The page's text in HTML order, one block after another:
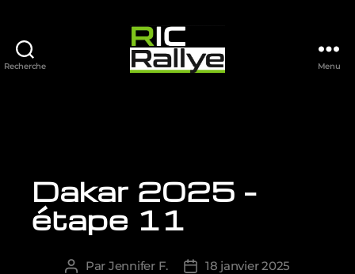
Recherche Menu
Catégories
Dakar 2025 –
étape 11
Auteur
Par Jennifer F.
Date18 janvier 2025